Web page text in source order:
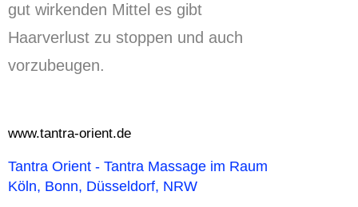
gut wirkenden Mittel es gibt
Haarverlust zu stoppen und auch
vorzubeugen.
www.tantra-orient.de
Tantra Orient - Tantra Massage im Raum
Köln, Bonn, Düsseldorf, NRW